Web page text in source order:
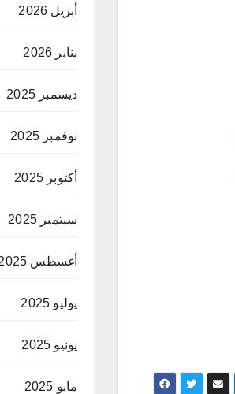
أبريل 2026
يناير 2026
ديسمبر 2025
نوفمبر 2025
أكتوبر 2025
سبتمبر 2025
أغسطس 2025
يوليو 2025
يونيو 2025
مايو 2025